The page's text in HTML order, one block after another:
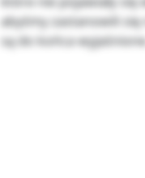
abyśmy zastanowili
są do końca